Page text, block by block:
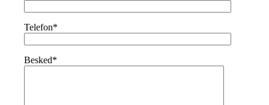
Telefon*
Besked*